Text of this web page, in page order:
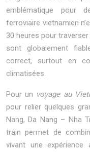
emblématique pour
ferroviaire vietnamien
30 heures pour
sont globalement
correct, surtout en
climatisées.
Pour un voyage au
pour relier quelques
Nang, Da Nang – Nha
train permet de
vivant une expérience